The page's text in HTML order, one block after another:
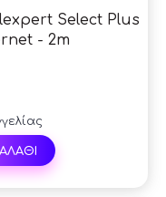
Select Plus
- 2m